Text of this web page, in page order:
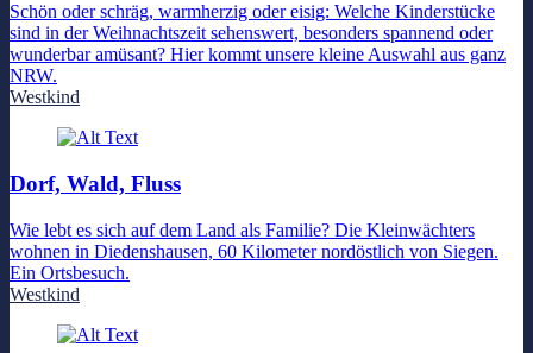
Schön oder schräg, warmherzig oder eisig: Welche Kinderstücke
sind in der Weihnachtszeit sehenswert, besonders spannend oder
wunderbar amüsant? Hier kommt unsere kleine Auswahl aus ganz
NRW.
Westkind
Dorf, Wald, Fluss
Wie lebt es sich auf dem Land als Familie? Die Kleinwächters
wohnen in Diedenshausen, 60 Kilometer nordöstlich von Siegen.
Ein Ortsbesuch.
Westkind